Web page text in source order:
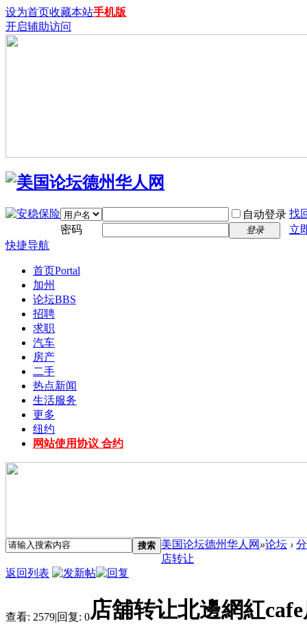
设为首页收藏本站手机版
开启辅助访问
自动登录 找
密码
登录
立
快捷导航
首页Portal
加州
论坛BBS
招聘
求职
汽车
房产
二手
热点新闻
生活服务
更多
纽约
网站使用协议 合约
搜索 美国论坛德州华人网 »论坛 ›
店转让
返回列表
查看: 2579|回复: 0店舖转让北邊網紅